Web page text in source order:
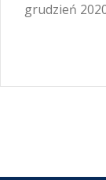
grudzień